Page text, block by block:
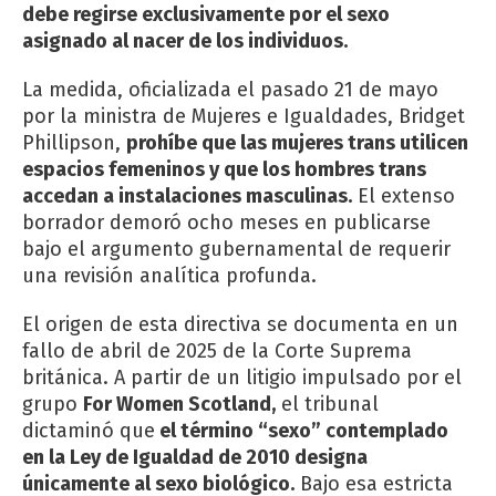
debe regirse exclusivamente por el sexo
asignado al nacer de los individuos.
La medida, oficializada el pasado 21 de mayo
por la ministra de Mujeres e Igualdades, Bridget
Phillipson, prohíbe que las mujeres trans utilicen
espacios femeninos y que los hombres trans
accedan a instalaciones masculinas. El extenso
borrador demoró ocho meses en publicarse
bajo el argumento gubernamental de requerir
una revisión analítica profunda.
El origen de esta directiva se documenta en un
fallo de abril de 2025 de la Corte Suprema
británica. A partir de un litigio impulsado por el
grupo For Women Scotland, el tribunal
dictaminó que el término “sexo” contemplado
en la Ley de Igualdad de 2010 designa
únicamente al sexo biológico. Bajo esa estricta